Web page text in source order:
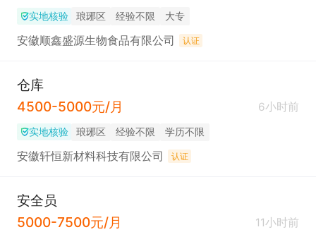
实地核验 琅琊区 经验不限 大专
安徽顺鑫盛源生物食品有限公司 认证
仓库
4500-5000元/月
6小时前
实地核验 琅琊区 经验不限 学历不限
安徽轩恒新材料科技有限公司 认证
安全员
5000-7500元/月
11小时前